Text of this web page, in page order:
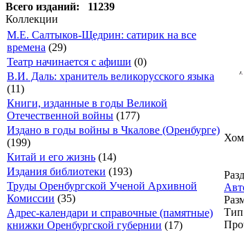
Всего изданий: 11239
Коллекции
М.Е. Салтыков-Щедрин: сатирик на все
времена (29)
Театр начинается с афиши (0)
В.И. Даль: хранитель великорусского языка
(11)
Книги, изданные в годы Великой
Отечественной войны (177)
Издано в годы войны в Чкалове (Оренбурге)
(199)
Китай и его жизнь (14)
Издания библиотеки (193)
Труды Оренбургской Ученой Архивной
Комиссии (35)
Адрес-календари и справочные (памятные)
книжки Оренбургской губернии (17)
Тип